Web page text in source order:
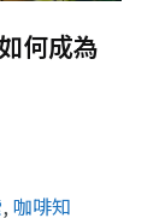
何成為
, 咖啡知